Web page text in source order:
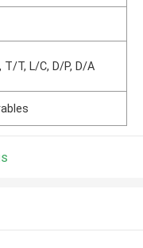
T, L/C, D/P, D/A